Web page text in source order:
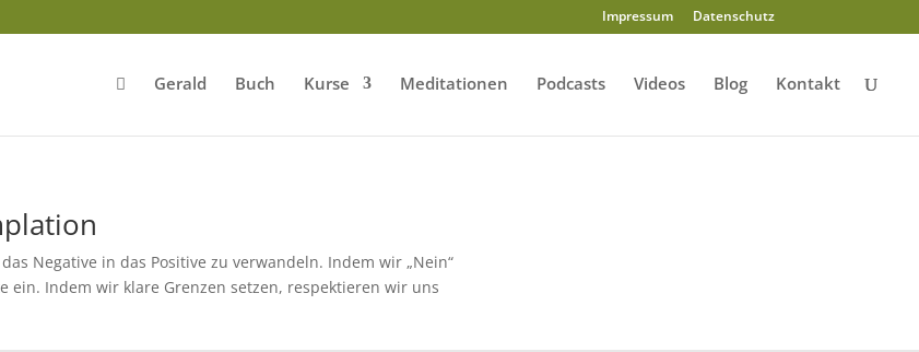
Impressum Datenschutz
Gerald Buch Kurse Meditationen Podcasts Videos Blog Kontakt
Negative in das Positive zu verwandeln. Indem wir „Nein“
Indem wir klare Grenzen setzen, respektieren wir uns